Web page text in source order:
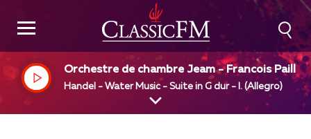
Orchestre de chambre Jeam - Francois
Jean - rancois Paillard, dir
Handel - Water Music - Suite in G dur - I. (Allegro)